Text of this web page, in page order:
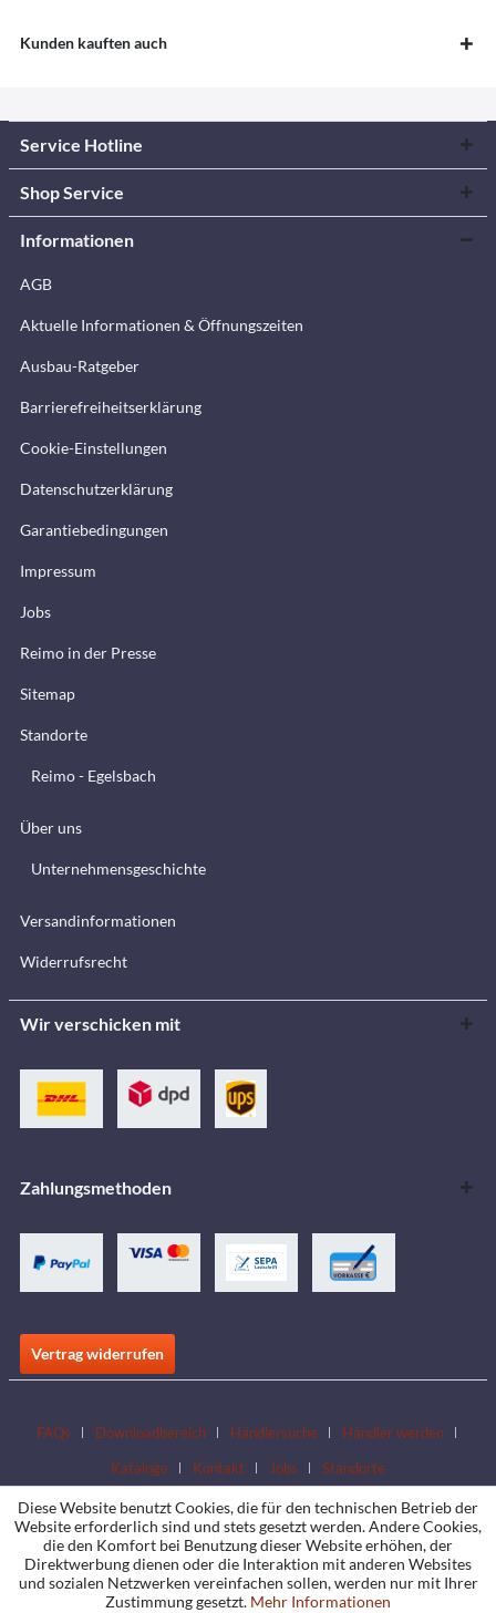
Kunden kauften auch
Service Hotline
Shop Service
Informationen
AGB
Aktuelle Informationen & Öffnungszeiten
Ausbau-Ratgeber
Barrierefreiheitserklärung
Cookie-Einstellungen
Datenschutzerklärung
Garantiebedingungen
Impressum
Jobs
Reimo in der Presse
Sitemap
Standorte
Reimo - Egelsbach
Über uns
Unternehmensgeschichte
Versandinformationen
Widerrufsrecht
Wir verschicken mit
Zahlungsmethoden
Vertrag widerrufen
FAQs Downloadbereich Händlersuche
Händler werden
Kataloge
Kontakt Jobs Standorte
Diese Website benutzt Cookies, die für den technischen Betrieb der
Website erforderlich sind und stets gesetzt werden. Andere Cookies,
die den Komfort bei Benutzung dieser Website erhöhen, der
Direktwerbung dienen oder die Interaktion mit anderen Websites
und sozialen Netzwerken vereinfachen sollen, werden nur mit Ihrer
Zustimmung gesetzt. Mehr Informationen